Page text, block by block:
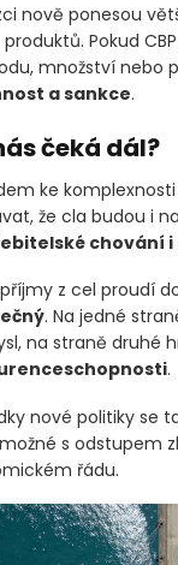
nově ponesou
Pokud
množství nebo
a sankce.
čeká dál?
ke
že cla budou i
chování
příjmy z cel proudí
. Na jedné
na straně druhé
.
nové politiky se
s odstupem
řádu.